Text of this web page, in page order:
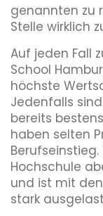
genannten zu
Stelle wirklich
Auf jeden Fall
School
höchste
Jedenfalls
bereits
haben selten
Hochschule
und ist mit
stark